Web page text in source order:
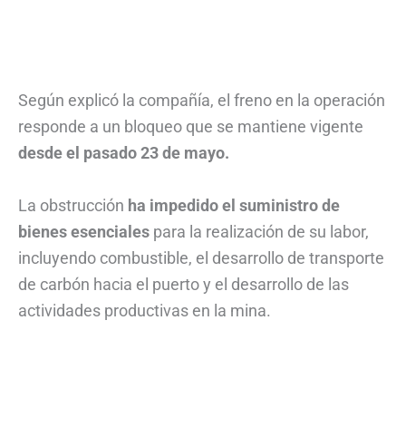
Según explicó la compañía, el freno en la operación
responde a un bloqueo que se mantiene vigente
desde el pasado 23 de mayo.
La obstrucción ha impedido el suministro de
bienes esenciales para la realización de su labor,
incluyendo combustible, el desarrollo de transporte
de carbón hacia el puerto y el desarrollo de las
actividades productivas en la mina.